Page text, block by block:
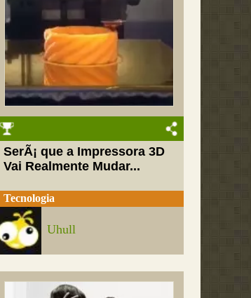
SerÃ¡ que a Impressora 3D
Vai Realmente Mudar...
Tecnologia
Uhull